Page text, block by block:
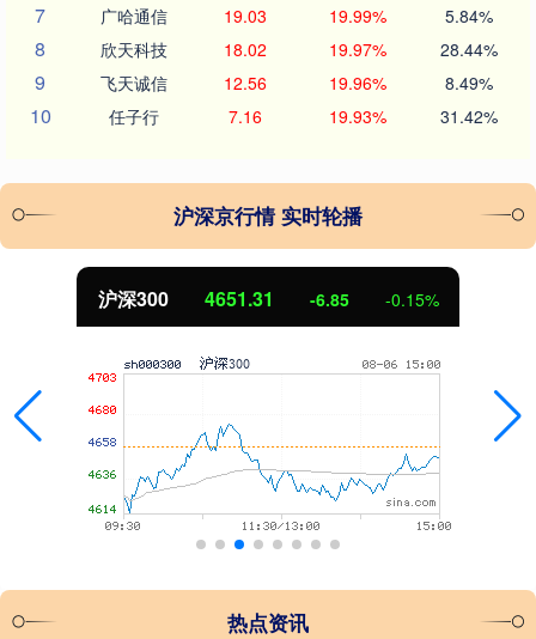
7 广哈通信 19.03 19.99% 5.84%
8 欣天科技 18.02 19.97% 28.44%
9 飞天诚信 12.56 19.96% 8.49%
10 任子行 7.16 19.93% 31.42%
沪深京行情 实时轮播
沪深300 4651.31 -6.85 -0.15%
热点资讯